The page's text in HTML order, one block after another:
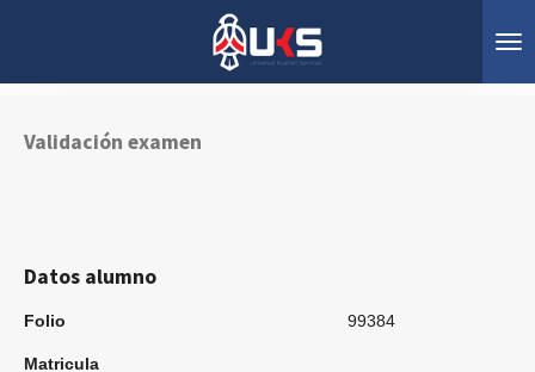
Validación examen
Datos alumno
Folio 99384
Matricula